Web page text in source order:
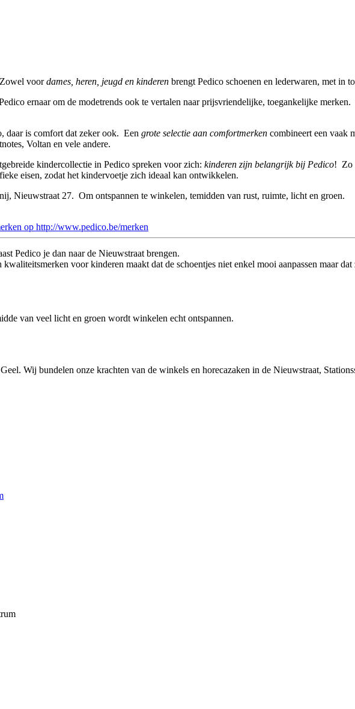
voordames, heren, jeugd en kinderen brengt Pedico schoenen en lederwaren, met in
ernaar om de modetrends ook te vertalen naar prijsvriendelijke, toegankelijke
daar is comfort dat zeker ook. Een grote selectie aan comfortmerken combineert een vaak
Voltan en vele andere.
kindercollectie in Pedico spreken voor zich: kinderen zijn belangrijk bij Pedico! Zo
eisen, zodat het kindervoetje zich ideaal kan ontwikkelen.
Nieuwstraat 27. Om ontspannen te winkelen, temidden van rust, ruimte, licht en groen.
op http://www.pedico.be/merken
Wij bundelen onze krachten van de winkels en horecazaken in de Nieuwstraat,